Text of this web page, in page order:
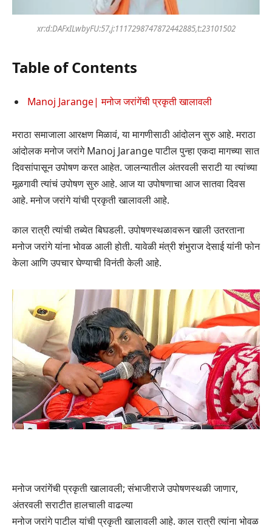
xr:d:DAFxILwbyFU:57,j:1117298747872442885,t:23101502
Table of Contents
Manoj Jarange| मनोज जरांगेंची प्रकृती खालावली
मराठा समाजाला आरक्षण मिळावं, या मागणीसाठी आंदोलन सुरु आहे. मराठा
आंदोलक मनोज जरांगे Manoj Jarange पाटील पुन्हा एकदा मागच्या सात
दिवसांपासून उपोषण करत आहेत. जालन्यातील अंतरवली सराटी या त्यांच्या
मूळगावी त्यांचं उपोषण सुरु आहे. आज या उपोषणाचा आज सातवा दिवस
आहे. मनोज जरांगे यांची प्रकृती खालावली आहे.
काल रात्री त्यांची तब्येत बिघडली. उपोषणस्थळावरून खाली उतरताना
मनोज जरांगे यांना भोवळ आली होती. यावेळी मंत्री शंभुराज देसाई यांनी फोन
केला आणि उपचार घेण्याची विनंती केली आहे.
मनोज जरांगेंची प्रकृती खालावली; संभाजीराजे उपोषणस्थळी जाणार,
अंतरवली सराटीत हालचाली वाढल्या
मनोज जरांगे पाटील यांची प्रकृती खालावली आहे. काल रात्री त्यांना भोवळ